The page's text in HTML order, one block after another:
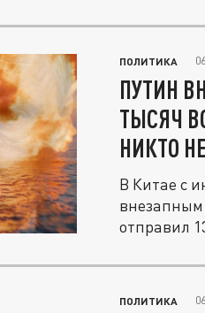
ПОЛИТИКА
ПУТИН
ТЫСЯЧ
НИКТО
В Китае с
внезапным
отправил
ПОЛИТИКА